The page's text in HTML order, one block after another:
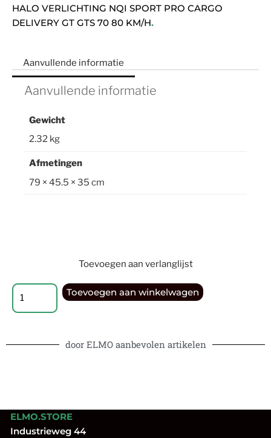
HALO VERLICHTING NQI SPORT PRO CARGO
DELIVERY GT GTS 70 80 KM/H.
Aanvullende informatie
Aanvullende informatie
Gewicht
2.32 kg
Afmetingen
79 × 45.5 × 35 cm
Toevoegen aan verlanglijst
Toevoegen aan winkelwagen
door ELMO aanbevolen artikelen
ELMO.STORE
Industrieweg 44